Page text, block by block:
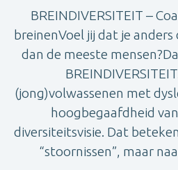
BREINDIVERSITEIT –
breinenVoel jij dat je
dan de meeste
(jong)volwassenen met
hoogbegaafdheid
diversiteitsvisie. Dat
“stoornissen”, maar